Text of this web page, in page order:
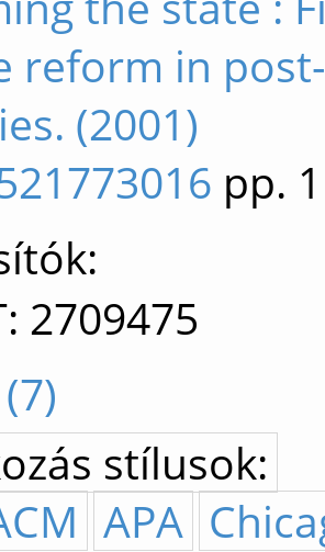
reform in
(2001)
pp.
2709475
stílusok:
APA